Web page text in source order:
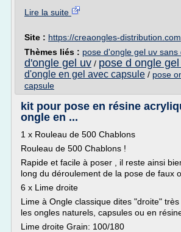
Lire la suite
Site : https://creaongles-distribution.com
Thèmes liés : pose d'ongle gel uv sans
d'ongle gel uv / pose d ongle
d'ongle en gel avec capsule / pose
capsule
kit pour pose en résine
ongle en ...
1 x Rouleau de 500 Chablons
Rouleau de 500 Chablons !
Rapide et facile à poser , il reste ainsi
long du déroulement de la pose de faux
6 x Lime droite
Lime à Ongle classique dites "droite"
les ongles naturels, capsules ou en
Lime droite Grain: 100/180